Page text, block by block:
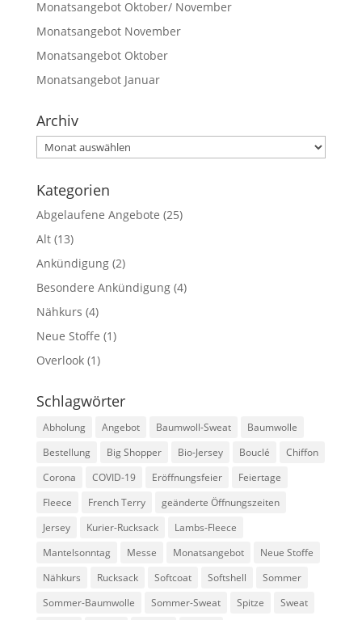
Monatsangebot Oktober/ November
Monatsangebot November
Monatsangebot Oktober
Monatsangebot Januar
Archiv
Archiv
Kategorien
Abgelaufene Angebote (25)
Alt(13)
Ankündigung(2)
Besondere Ankündigung(4)
Nähkurs (4)
Neue Stoffe (1)
Overlook(1)
Schlagwörter
Abholung Angebot Baumwoll-Sweat
Baumwolle
Bestellung
Big Shopper Bio-Jersey Bouclé
Chiffon
Corona
COVID-19 Eröffnungsfeier
Feiertage
Fleece
French Terry
geänderte Öffnungszeiten
Jersey
Kurier-Rucksack
Lambs-Fleece
Mantelsonntag
Messe Monatsangebot
Neue Stoffe
Nähkurs
Rucksack Softcoat Softshell
Sommer
Sommer-Baumwolle
Sommer-Sweat Spitze
Sweat